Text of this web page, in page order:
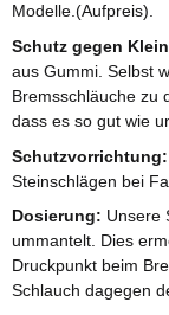
Modelle.(Aufpreis).
Schutz gegen
aus Gummi. Selbst
Bremsschläuche zu
dass es so gut wie
Schutzvorrichtung:
Steinschlägen bei
Dosierung: Unsere
ummantelt. Dies
Druckpunkt beim
Schlauch dagegen